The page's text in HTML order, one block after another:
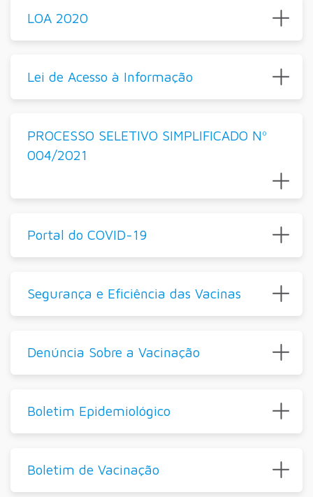
LOA 2020
Lei de Acesso à Informação
PROCESSO SELETIVO SIMPLIFICADO Nº
004/2021
Portal do COVID-19
Segurança e Eficiência das Vacinas
Denúncia Sobre a Vacinação
Boletim Epidemiológico
Boletim de Vacinação